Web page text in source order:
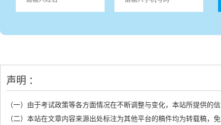
声明 ：
（一）由于考试政策等各方面情况在不断调整与变化，本站所提供的
（二）本站在文章内容来源出处标注为其他平台的稿件均为转载稿